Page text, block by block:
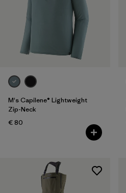
M's Capilene® Lightweight
Zip-Neck
€ 80